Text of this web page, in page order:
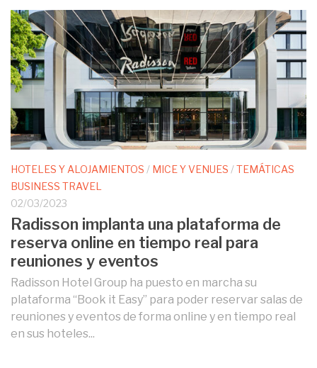
HOTELES Y ALOJAMIENTOS / MICE Y VENUES /TEMÁTICAS
BUSINESS TRAVEL
02/03/2023
Radisson implanta una plataforma de
reserva online en tiempo real para
reuniones y eventos
Radisson Hotel Group ha puesto en marcha su
plataforma “Book it Easy” para poder reservar salas de
reuniones y eventos de forma online y en tiempo real
en sus hoteles...